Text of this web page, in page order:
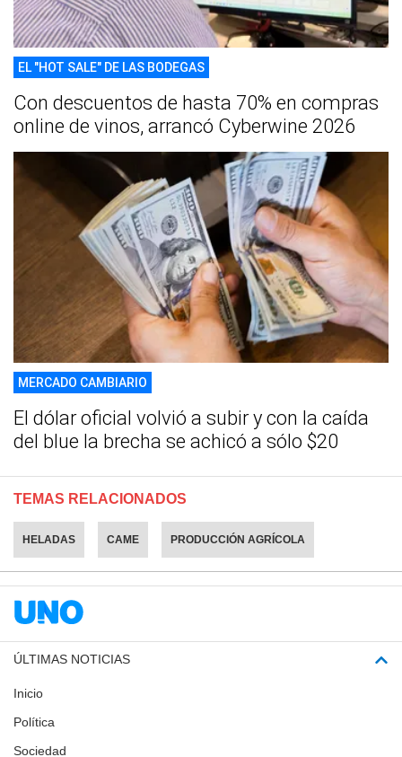
EL "HOT SALE" DE LAS BODEGAS
Con descuentos de hasta 70% en compras
online de vinos, arrancó Cyberwine 2026
MERCADO CAMBIARIO
El dólar oficial volvió a subir y con la caída
del blue la brecha se achicó a sólo $20
TEMAS RELACIONADOS
HELADAS CAME PRODUCCIÓN AGRÍCOLA
ÚLTIMAS NOTICIAS
Inicio
Política
Sociedad